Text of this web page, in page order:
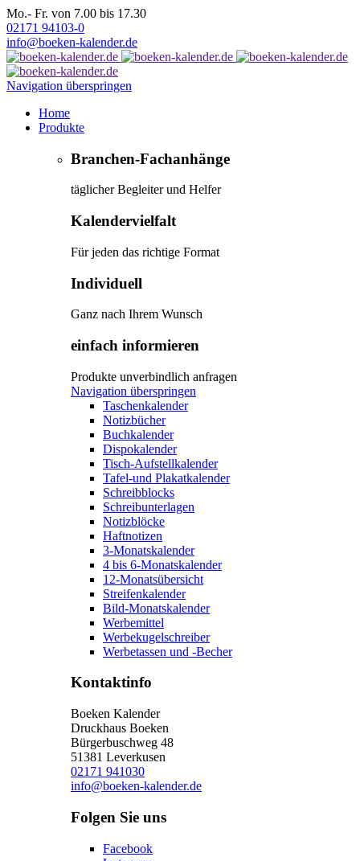
Mo.- Fr. von 7.00 bis 17.30
02171 94103-0
info@boeken-kalender.de
Navigation überspringen
Home
Produkte
Branchen-Fachanhänge
täglicher Begleiter und Helfer
Kalendervielfalt
Für jeden das richtige Format
Individuell
Ganz nach Ihrem Wunsch
einfach informieren
Produkte unverbindlich anfragen
Navigation überspringen
Taschenkalender
Notizbücher
Buchkalender
Dispokalender
Tisch-Aufstellkalender
Tafel-und Plakatkalender
Schreibblocks
Schreibunterlagen
Notizblöcke
Haftnotizen
3-Monatskalender
4 bis 6-Monatskalender
12-Monatsübersicht
Streifenkalender
Bild-Monatskalender
Werbemittel
Werbekugelschreiber
Werbetassen und -Becher
Kontaktinfo
Boeken Kalender
Druckhaus Boeken
Bürgerbuschweg 48
51381 Leverkusen
02171 941030
info@boeken-kalender.de
Folgen Sie uns
Facebook